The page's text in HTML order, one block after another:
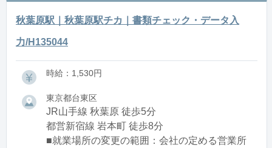
秋葉原駅｜秋葉原駅チカ｜書類チェック・データ入
力/H135044
時給：1,530円
東京都台東区
JR山手線 秋葉原 徒歩5分
都営新宿線 岩本町 徒歩8分
■就業場所の変更の範囲：会社の定める営業所